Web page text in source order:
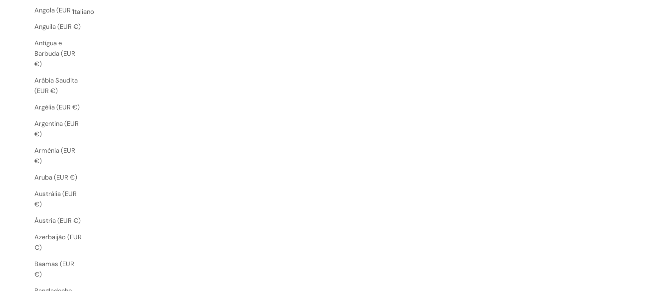
Angola (EUR €)
Anguila (EUR €)
Antígua e
Barbuda (EUR
€)
Arábia Saudita
(EUR €)
Argélia (EUR €)
Argentina (EUR
€)
Arménia (EUR
€)
Aruba (EUR €)
Austrália (EUR
€)
Áustria (EUR €)
Azerbaijão (EUR
€)
Baamas (EUR
€)
Italiano